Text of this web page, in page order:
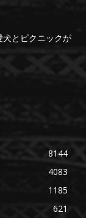
犬とピクニックが
8144
4083
1185
621